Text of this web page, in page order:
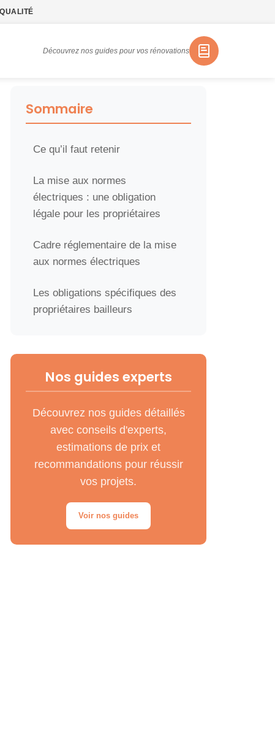
Découvrez nos guides pour vos rénovations
Sommaire
Ce qu’il faut retenir
La mise aux normes
électriques : une obligation
légale pour les propriétaires
Cadre réglementaire de la mise
aux normes électriques
Les obligations spécifiques des
propriétaires bailleurs
la mise aux normes électriques
1. Assurer la sécurité des
occupants
2. Valoriser votre bien
immobilier
3. Garantir la conformité aux
exigences des assurances
Les étapes essentielles pour
se conformer aux normes
Nos guides experts
Découvrez nos guides détaillés
avec conseils d'experts,
estimations de prix et
recommandations pour réussir
vos projets.
Voir nos guides